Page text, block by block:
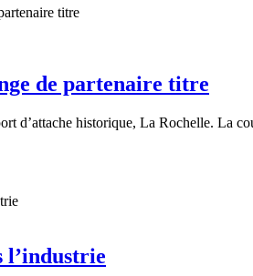
de partenaire titre
d’attache historique, La Rochelle. La
l’industrie